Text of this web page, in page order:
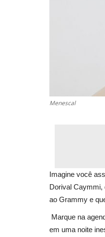
Menescal
Imagine você
Dorival Caymmi,
ao Grammy e
Marque na
em uma noite